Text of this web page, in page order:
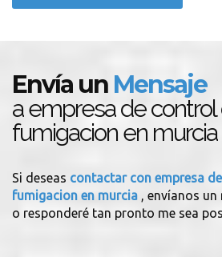
Envía un Mensaje
a empresa de control
fumigacion en murcia
Si deseas contactar con empresa
fumigacion en murcia , envíanos un
o responderé tan pronto me sea